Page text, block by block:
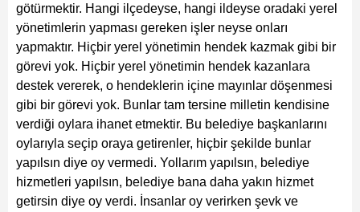
götürmektir. Hangi ilçedeyse, hangi ildeyse oradaki yerel
yönetimlerin yapması gereken işler neyse onları
yapmaktır. Hiçbir yerel yönetimin hendek kazmak gibi bir
görevi yok. Hiçbir yerel yönetimin hendek kazanlara
destek vererek, o hendeklerin içine mayınlar döşenmesi
gibi bir görevi yok. Bunlar tam tersine milletin kendisine
verdiği oylara ihanet etmektir. Bu belediye başkanlarını
oylarıyla seçip oraya getirenler, hiçbir şekilde bunlar
yapılsın diye oy vermedi. Yollarım yapılsın, belediye
hizmetleri yapılsın, belediye bana daha yakın hizmet
getirsin diye oy verdi. İnsanlar oy verirken şevk ve